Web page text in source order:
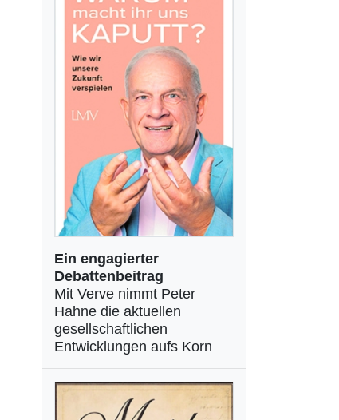
Ein engagierter
Debattenbeitrag
Mit Verve nimmt Peter
Hahne die aktuellen
gesellschaftlichen
Entwicklungen aufs Korn